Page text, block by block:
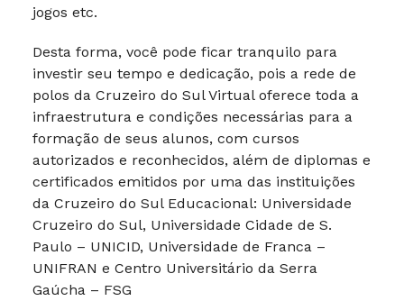
jogos etc.
Desta forma, você pode ficar tranquilo para
investir seu tempo e dedicação, pois a rede de
polos da Cruzeiro do Sul Virtual oferece toda a
infraestrutura e condições necessárias para a
formação de seus alunos, com cursos
autorizados e reconhecidos, além de diplomas e
certificados emitidos por uma das instituições
da Cruzeiro do Sul Educacional: Universidade
Cruzeiro do Sul, Universidade Cidade de S.
Paulo – UNICID, Universidade de Franca –
UNIFRAN e Centro Universitário da Serra
Gaúcha – FSG